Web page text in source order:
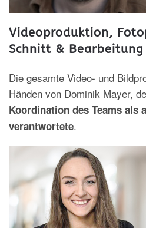
Videoproduktion,
Schnitt & Bearbeitung
Die gesamte Video- und
Händen von Dominik Mayer,
Koordination des Teams als
verantwortete.